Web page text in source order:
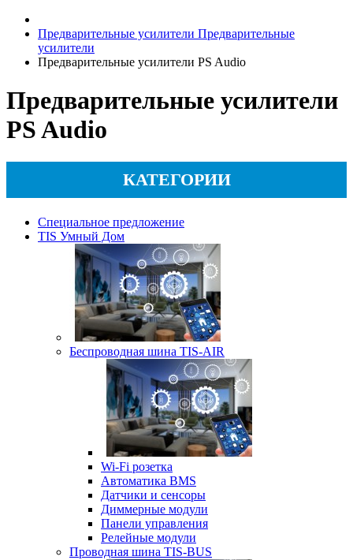
Предварительные усилители Предварительные
усилители
Предварительные усилители PS Audio
Предварительные усилители
PS Audio
КАТЕГОРИИ
Специальное предложение
TIS Умный Дом
Беспроводная шина TIS-AIR
Wi-Fi розетка
Автоматика BMS
Датчики и сенсоры
Диммерные модули
Панели управления
Релейные модули
Проводная шина TIS-BUS